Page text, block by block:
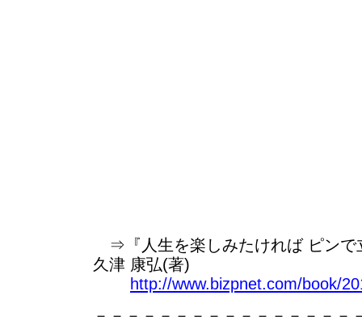
⇒『人生を楽しみたければ ピンで
久津 康弘(著)
http://www.bizpnet.com/book/
－－－－－－－－－－－－－－－－